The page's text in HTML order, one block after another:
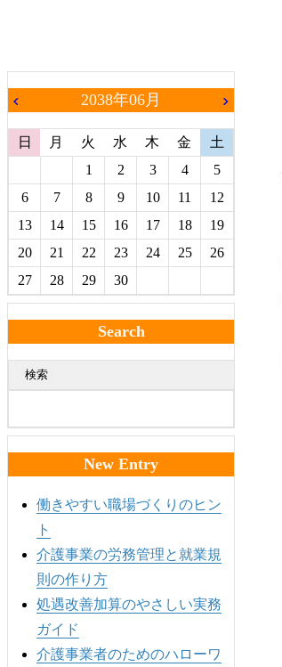
chevron_left 2038年06月 chevron_right
日 月 火 水 木 金
土
1
2 3 4
5
6
7 8 9 10 11
12
13
14 15 16 17 18
19
20
21 22 23 24 25
26
27
28 29 30
Search
検索
New Entry
働きやすい職場づくりのヒン
ト
介護事業の労務管理と就業規
則の作り方
処遇改善加算のやさしい実務
ガイド
介護事業者のためのハローワ